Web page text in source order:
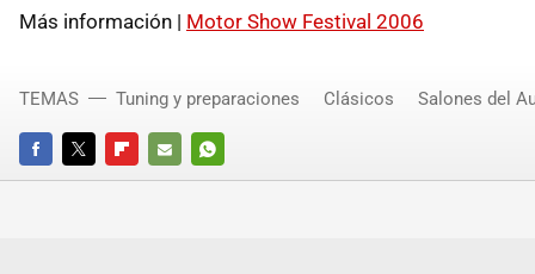
Más información | Motor Show Festival 2006
FACEBOOKTWITTERFLIPBOARD
E-
WHATSAPP
TEMAS Tuning y preparaciones Clásicos Salones del